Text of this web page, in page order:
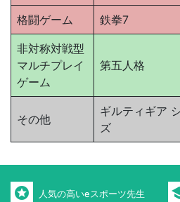
格闘ゲーム 鉄拳7
非対称対戦型
マルチプレイ
ゲーム
第五人格
その他
ギルティギア
ズ
stars 人気の高いeスポーツ先生